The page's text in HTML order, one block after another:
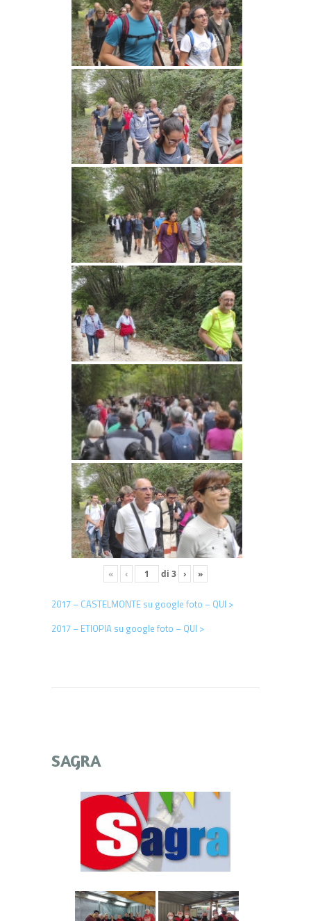
« ‹ di 3 › »
2017 – CASTELMONTE su google foto – QUI >
2017 – ETIOPIA su google foto – QUI >
SAGRA